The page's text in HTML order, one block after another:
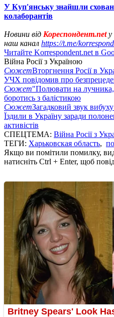
У Куп'янську знайшли
колаборантів
Новини від Кореспондент.netу
наш канал https://t.me/
Читайте Korrespondent.net в
Війна Росії з Україною
СюжетВторгнення Росії в
УЧХ повідомив про
Сюжет"Полювати на лучника,
боротись з балістикою
СюжетЗагадковий звук
Їздили в Україну заради
активістів
СПЕЦТЕМА: Війна Росії з
ТЕГИ: Харьковская область,
Якщо ви помітили помилку,
натисніть Ctrl + Enter, щоб